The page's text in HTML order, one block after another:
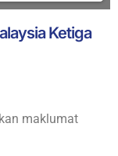
Ketiga
maklumat